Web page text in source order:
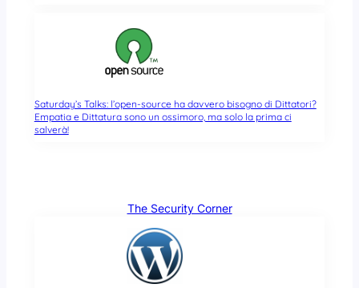
Saturday’s Talks: l’open-source ha davvero bisogno di Dittatori?
Empatia e Dittatura sono un ossimoro, ma solo la prima ci
salverà!
The Security Corner